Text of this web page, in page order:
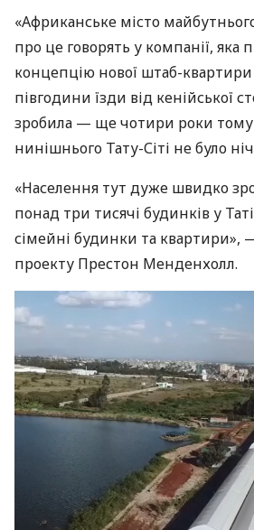
«Африканське місто
про це говорять у компанії, яка
концепцію нової штаб-квартири
півгодини їзди від кенійської
зробила — ще чотири роки тому
нинішнього Тату-Сіті не було
«Населення тут дуже швидко
понад три тисячі будинків у
сімейні будинки та квартири»,
проекту Престон Менденхолл.